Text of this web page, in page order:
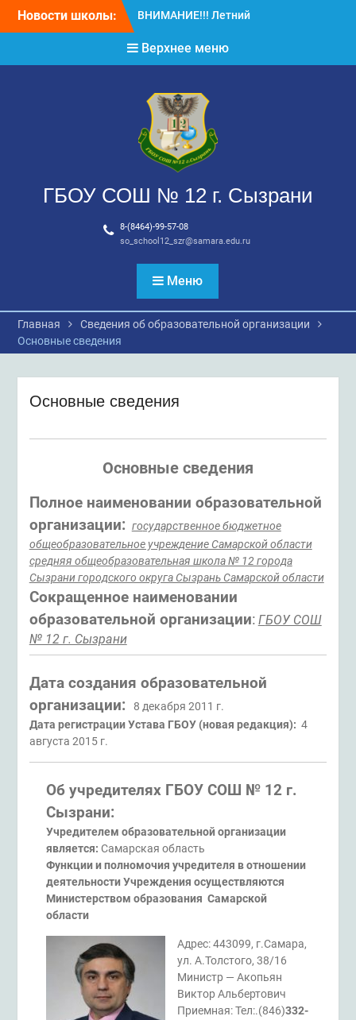
Новости школы:
ВНИМАНИЕ!!! Летний
ВНИМАНИЕ! ДЛЯ
ВЫПУСКНИКОВ ШКОЛЫ!
Верхнее меню
ГБОУ СОШ № 12 г. Сызрани
8-(8464)-99-57-08
so_school12_szr@samara.edu.ru
Меню
Главная
Сведения об образовательной организации
Основные сведения
Основные сведения
Основные сведения
Полноенаименовании образовательной
организации: государственное бюджетное
общеобразовательное учреждение Самарской области
средняя общеобразовательная школа № 12 города
Сызрани городского округа Сызрань Самарской области
Сокращенное наименовании
образовательной организации: ГБОУ СОШ
№ 12 г. Сызрани
Дата создания образовательной
организации:
8 декабря 2011 г.
Дата регистрации Устава ГБОУ (новая редакция): 4
августа 2015 г.
Об учредителях ГБОУ СОШ № 12 г.
Сызрани:
Учредителем образовательной организации
является: Самарская область
Функции и полномочия учредителя в отношении
деятельности Учреждения осуществляются
Министерством образования Самарской
области
Адрес: 443099, г.Самара,
ул. А.Толстого, 38/16
Министр — Акопьян
Виктор Альбертович
Приемная: Тел:.(846)332-